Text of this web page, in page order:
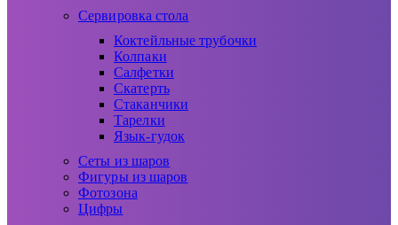
Сервировка стола
Коктейльные трубочки
Колпаки
Салфетки
Скатерть
Стаканчики
Тарелки
Язык-гудок
Сеты из шаров
Фигуры из шаров
Фотозона
Цифры